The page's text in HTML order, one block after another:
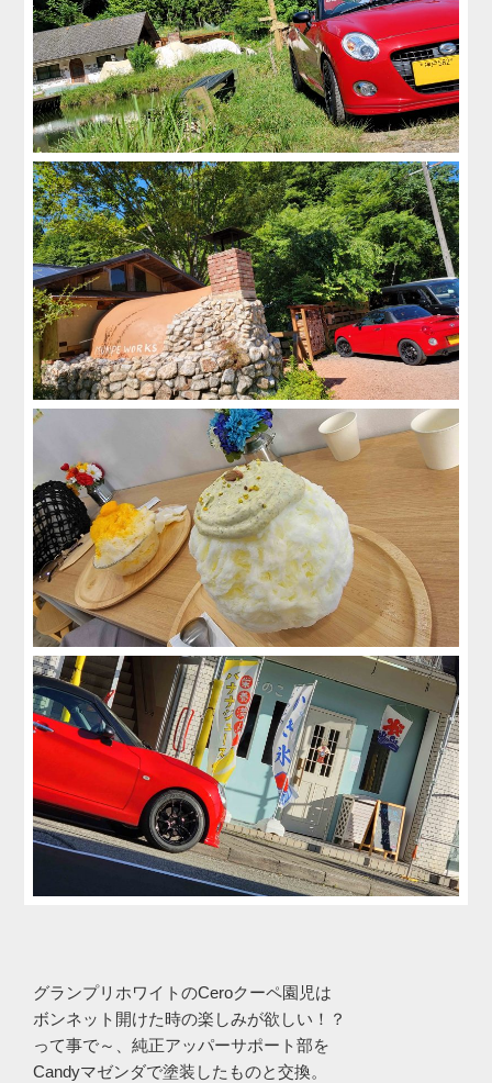
グランプリホワイトのCeroクーペ園児は
ボンネット開けた時の楽しみが欲しい！？
って事で～、純正アッパーサポート部を
Candyマゼンダで塗装したものと交換。